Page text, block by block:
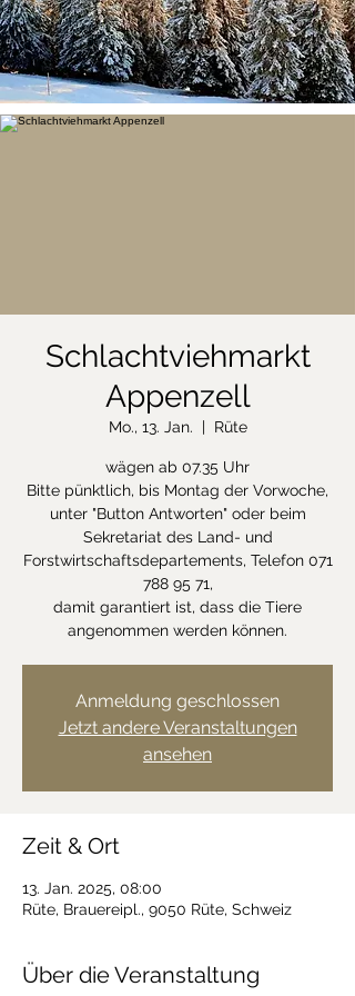
Schlachtviehmarkt
Appenzell
Mo., 13. Jan.
  |
Rüte
wägen ab 07.35 Uhr
Bitte pünktlich, bis Montag der Vorwoche,
unter "Button Antworten" oder beim
Sekretariat des Land- und
Forstwirtschaftsdepartements, Telefon 071
788 95 71,
damit garantiert ist, dass die Tiere
angenommen werden können.
Anmeldung geschlossen
Jetzt andere Veranstaltungen
ansehen
Zeit & Ort
13. Jan. 2025, 08:00
Rüte, Brauereipl., 9050 Rüte, Schweiz
Über die Veranstaltung